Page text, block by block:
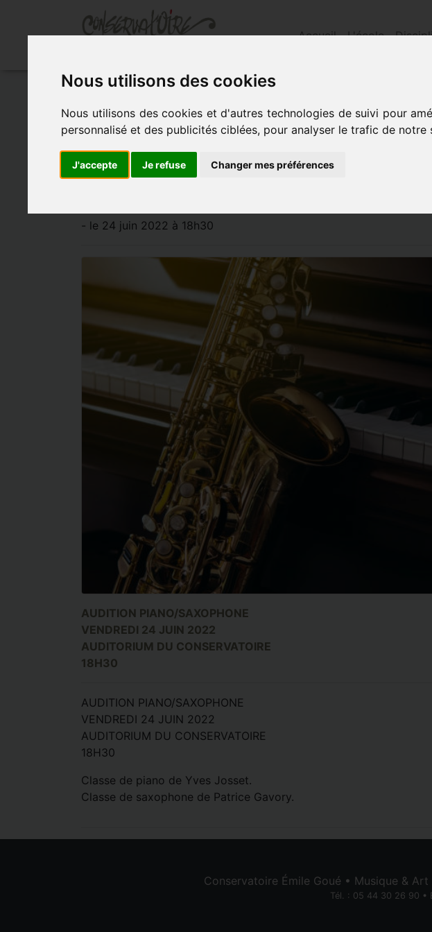
Nous utilisons des cookies
Nous utilisons des cookies et d'autres technologies de suivi pour
personnalisé et des publicités ciblées, pour analyser le trafic de
J'accepte Je refuse Changer mes préférences
Accueil L'école
Accueil Actualités » Audition piano/saxophone vendredi 24
AUDITION PIANO/
VENDREDI 24 JUIN...
- le 24 juin 2022 à 18h30
AUDITION PIANO/SAXOPHONE
VENDREDI 24 JUIN 2022
AUDITORIUM DU CONSERVATOIRE
18H30
AUDITION PIANO/SAXOPHONE
VENDREDI 24 JUIN 2022
AUDITORIUM DU CONSERVATOIRE
18H30
Classe de piano de Yves Josset.
Classe de saxophone de Patrice Gavory.
Conservatoire Émile Goué • Musique &
Tél. : 05 44 30 26 90 •